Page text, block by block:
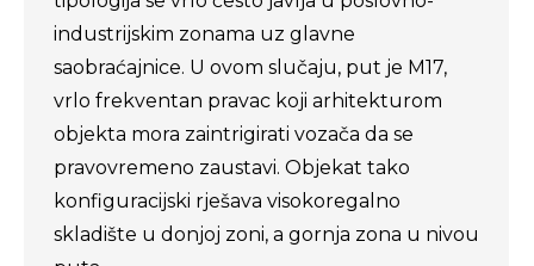
industrijskim zonama uz glavne
saobraćajnice. U ovom slučaju, put je M17,
vrlo frekventan pravac koji arhitekturom
objekta mora zaintrigirati vozača da se
pravovremeno zaustavi. Objekat tako
konfiguracijski rješava visokoregalno
skladište u donjoj zoni, a gornja zona u nivou